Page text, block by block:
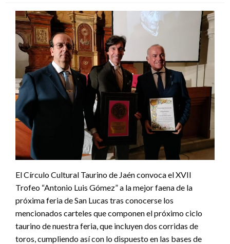
El Círculo Cultural Taurino de Jaén convoca el XVII
Trofeo “Antonio Luis Gómez” a la mejor faena de la
próxima feria de San Lucas tras conocerse los
mencionados carteles que componen el próximo ciclo
taurino de nuestra feria, que incluyen dos corridas de
toros, cumpliendo así con lo dispuesto en las bases de